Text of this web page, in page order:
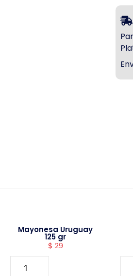
Mayonesa Uruguay
125 gr
$ 29